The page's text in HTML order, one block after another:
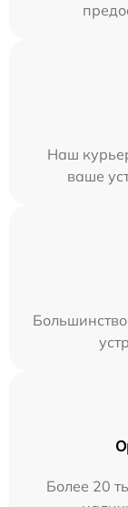
Наш
ваше
Более 20